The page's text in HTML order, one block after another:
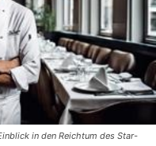
in den Reichtum des Star-